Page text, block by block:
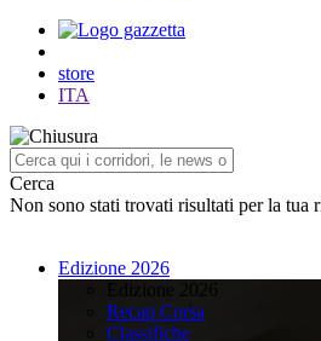
store
ITA
Cerca
Non sono stati trovati risultati per la tua
Edizione 2026
Recap Corsa
Classifiche